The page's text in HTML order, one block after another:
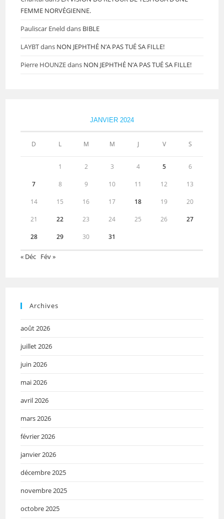
FEMME NORVÉGIENNE.
Pauliscar Eneld dans BIBLE
LAYBTdans NON JEPHTHÉ N’A PAS TUÉ SA FILLE!
Pierre HOUNZEdans NON JEPHTHÉ N’A PAS TUÉ SA FILLE!
JANVIER 2024
D L M M J V S
1 2 3 4 5 6
7 8 9 10 11 12 13
14 15 16 17 18 19 20
21 22 23 24 25 26 27
28 29 30 31
« Déc Fév »
Archives
août 2026
juillet 2026
juin 2026
mai 2026
avril 2026
mars 2026
février 2026
janvier 2026
décembre 2025
novembre 2025
octobre 2025